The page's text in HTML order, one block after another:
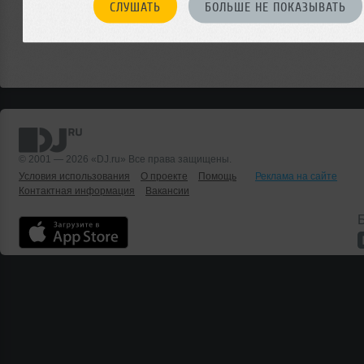
СЛУШАТЬ БОЛЬШЕ НЕ ПОКАЗЫВАТЬ
© 2001 — 2026 «DJ.ru» Все права защищены.
Условия использования
О проекте Помощь
Реклама на сайте
Контактная информация
Вакансии